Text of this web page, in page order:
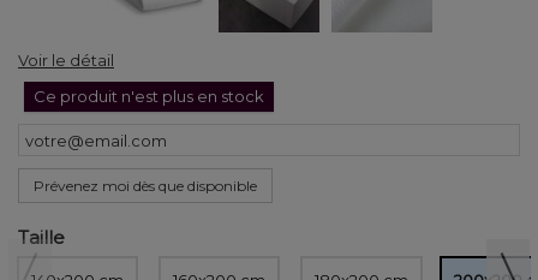
Voir le détail
Ce produit n'est plus en stock
Prévenez moi dès que disponible
Taille